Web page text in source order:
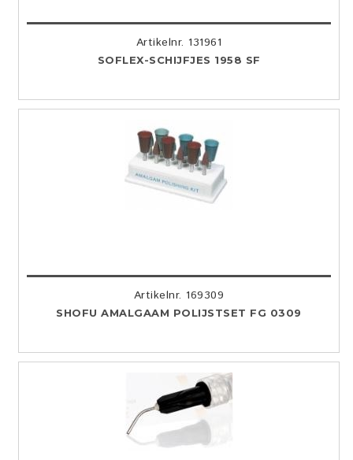
Artikelnr. 131961
SOFLEX-SCHIJFJES 1958 SF
Artikelnr. 169309
SHOFU AMALGAAM POLIJSTSET FG 0309